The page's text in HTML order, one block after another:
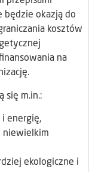
będzie okazją do
kosztów
na
się m.in.:
i energię,
niewielkim
ekologiczne i